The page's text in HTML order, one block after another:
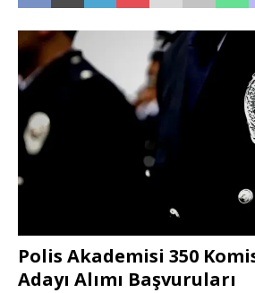
Polis Akademisi 350
Adayı Alımı Başvuruları